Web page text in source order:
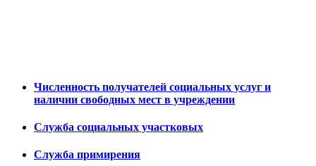
Численность получателей социальных услуг и
наличии свободных мест в учреждении
Служба социальных участковых
Служба примирения